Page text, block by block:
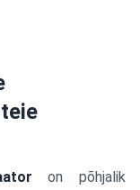
on põhjalik